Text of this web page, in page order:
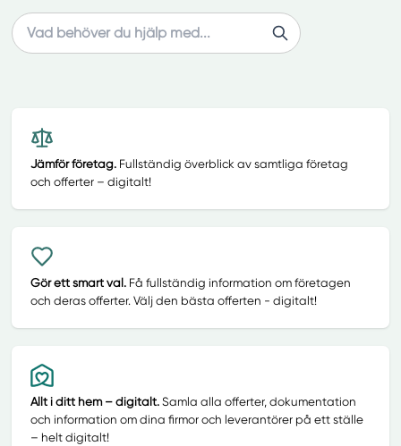
Search
Jämför företag.Fullständig överblick av samtliga företag
och offerter – digitalt!
Gör ett smart val.Få fullständig information om företagen
och deras offerter. Välj den bästa offerten - digitalt!
Allt i ditt hem – digitalt.Samla alla offerter, dokumentation
och information om dina firmor och leverantörer på ett ställe
– helt digitalt!